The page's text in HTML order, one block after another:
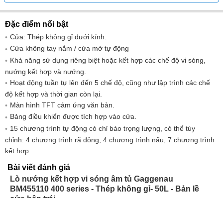
Đặc điểm nổi bật
Cửa: Thép không gỉ dưới kính.
Cửa không tay nắm / cửa mở tự động
Khả năng sử dụng riêng biệt hoặc kết hợp các chế độ vi sóng,
nướng kết hợp và nướng.
Hoạt động tuần tự lên đến 5 chế độ, cũng như lập trình các chế
độ kết hợp và thời gian còn lại.
Màn hình TFT cảm ứng văn bản.
Bảng điều khiển được tích hợp vào cửa.
15 chương trình tự động có chỉ báo trọng lượng, có thể tùy
chỉnh: 4 chương trình rã đông, 4 chương trình nấu, 7 chương trình
kết hợp
Bài viết đánh giá
Lò nướng kết hợp vi sóng âm tủ Gaggenau
BM455110 400 series - Thép không gỉ- 50L - Bản lề